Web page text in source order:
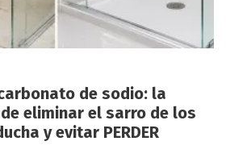
de sodio: la
de eliminar el sarro de los
y evitar PERDER